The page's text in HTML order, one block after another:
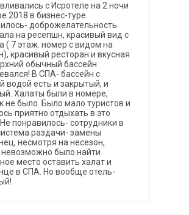
с Исротеле на 2 ночи
2018 в бизнес-туре.
доброжелательность
на ресепшн, красивый вид с
( 7 этаж. номер с видом на
красивый ресторан и вкусная
обычный бассейн
В СПА- бассейн с
водой есть и закрытый, и
Халаты были в номере,
не было. Было мало туристов и
приятно отдыхать в это
понравилось- сотрудники в
раздачи- замены
несмотря на несезон,
невозможно было найти
место оставить халат и
в СПА. Но вообще отель-